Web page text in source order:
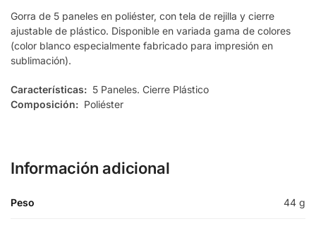
Gorra de 5 paneles en poliéster, con tela de rejilla y cierre
ajustable de plástico. Disponible en variada gama de colores
(color blanco especialmente fabricado para impresión en
sublimación).
Características: 5 Paneles. Cierre Plástico
Composición: Poliéster
Información adicional
Peso 44 g